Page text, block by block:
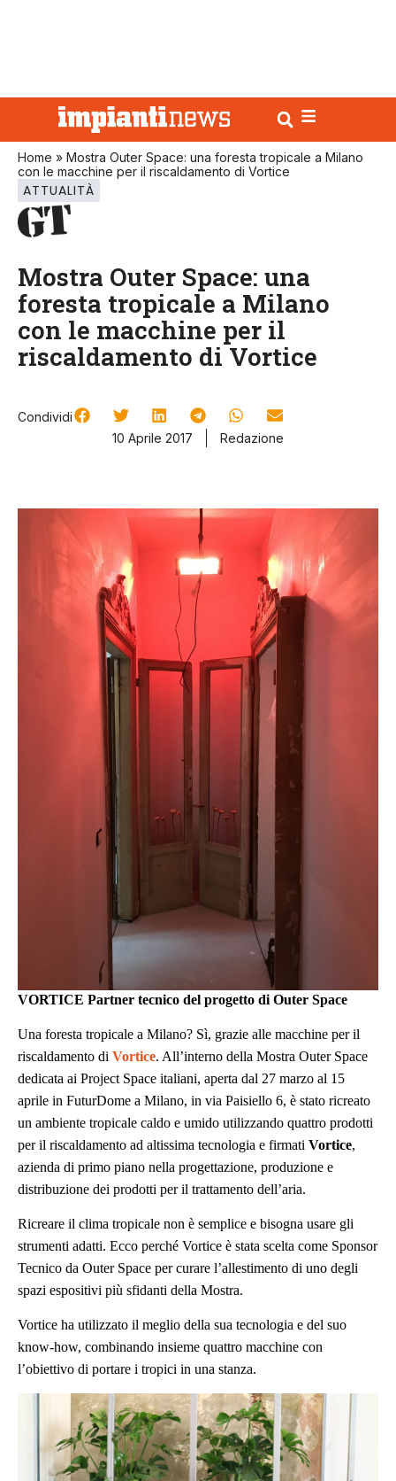
Home » Mostra Outer Space: una foresta tropicale a Milano
con le macchine per il riscaldamento di Vortice
ATTUALITÀ
Mostra Outer Space: una
foresta tropicale a Milano
con le macchine per il
riscaldamento di Vortice
Condividi
10 Aprile 2017
Redazione
VORTICE Partner tecnico del progetto di Outer Space
Una foresta tropicale a Milano? Sì, grazie alle macchine per il
riscaldamento di Vortice. All’interno della Mostra Outer Space
dedicata ai Project Space italiani, aperta dal 27 marzo al 15
aprile in FuturDome a Milano, in via Paisiello 6, è stato ricreato
un ambiente tropicale caldo e umido utilizzando quattro prodotti
per il riscaldamento ad altissima tecnologia e firmati Vortice,
azienda di primo piano nella progettazione, produzione e
distribuzione dei prodotti per il trattamento dell’aria.
Ricreare il clima tropicale non è semplice e bisogna usare gli
strumenti adatti. Ecco perché Vortice è stata scelta come Sponsor
Tecnico da Outer Space per curare l’allestimento di uno degli
spazi espositivi più sfidanti della Mostra.
Vortice ha utilizzato il meglio della sua tecnologia e del suo
know-how, combinando insieme quattro macchine con
l’obiettivo di portare i tropici in una stanza.